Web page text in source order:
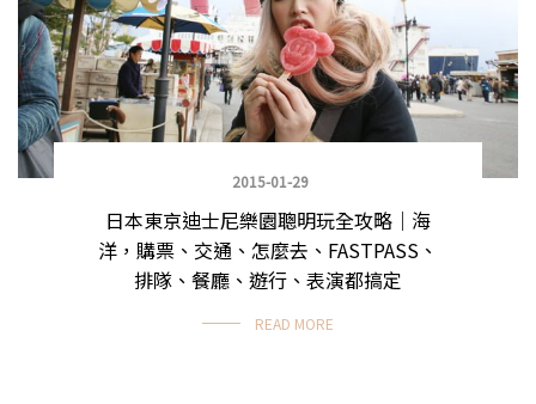
2015-01-29
日本東京迪士尼樂園聰明玩全攻略｜海
洋，購票、交通、怎麼去、FASTPASS、
排隊、餐廳、遊行、表演都搞定
READ MORE